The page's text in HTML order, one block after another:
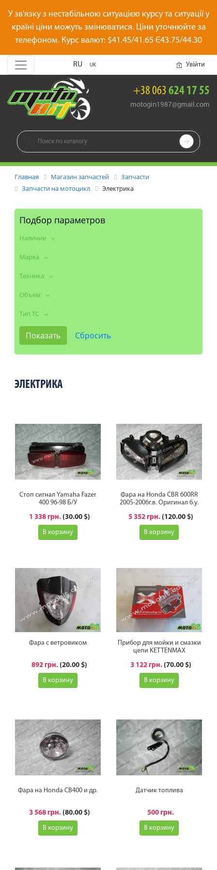
У зв'язку з нестабільною ситуацією курсу та ситуації у
країні ціни можуть змінюватися. Ціни уточнюйте за
телефоном. Курс валют: $41.45/41.65 Є43.75/44.30
RU UK Увійти
+38 063 624 17 55
motogin1987@gmail.com

Главная Магазин запчастей
Запчасти
Запчасти на мотоцикл
Электрика
Подбор параметров
Наличие
Марка
Техника
Объем
Тип ТС
ЭЛЕКТРИКА
Стоп сигнал Yamaha Fazer
‎400 96-98 Б/У
1 338 грн. (30.00 $)
В корзину
Фара на Honda CBR 600RR
2005-2006г.в. Оригинал б.у.
5 352 грн. (120.00 $)
В корзину
Фара с ветровиком
892 грн. (20.00 $)
В корзину
Прибор для мойки и смазки
цепи KETTENMAX
3 122 грн. (70.00 $)
В корзину
Фара на Honda CB400 и др.
3 568 грн. (80.00 $)
В корзину
Датчик топлива
500 грн.
В корзину